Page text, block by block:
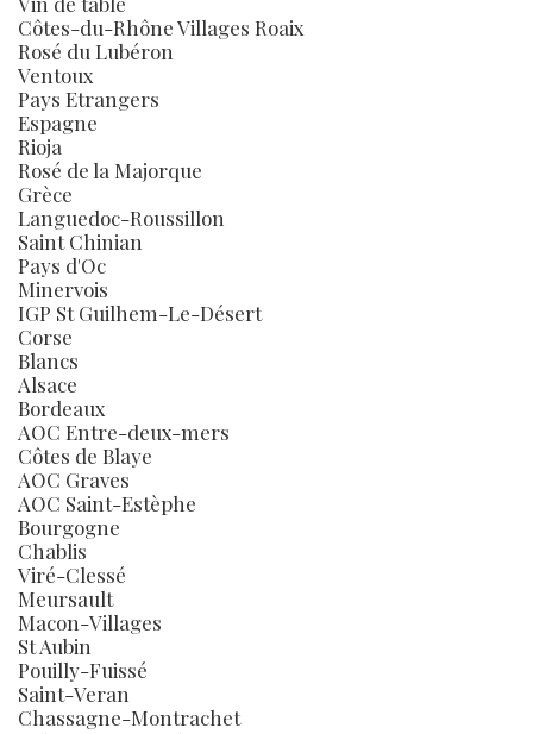
Côtes-du-Rhône Villages Roaix
Rosé du Lubéron
Ventoux
Pays Etrangers
Espagne
Rioja
Rosé de la Majorque
Grèce
Languedoc-Roussillon
Saint Chinian
Pays d'Oc
Minervois
IGP St Guilhem-Le-Désert
Corse
Blancs
Alsace
Bordeaux
AOC Entre-deux-mers
Côtes de Blaye
AOC Graves
AOC Saint-Estèphe
Bourgogne
Chablis
Viré-Clessé
Meursault
Macon-Villages
St Aubin
Pouilly-Fuissé
Saint-Veran
Chassagne-Montrachet